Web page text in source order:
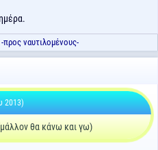
προς ναυτιλομένους-
2013)
θα κάνω και γω)